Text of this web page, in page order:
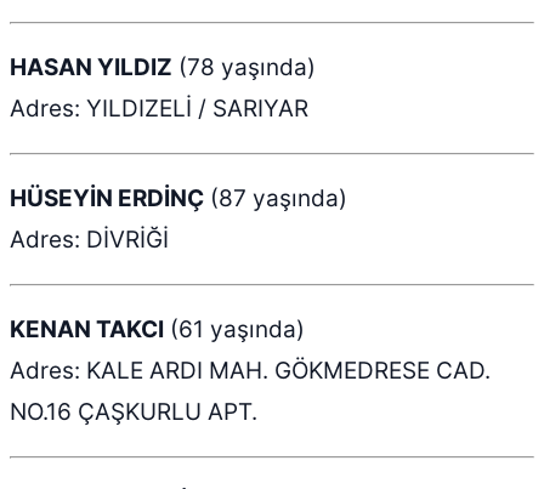
HASAN YILDIZ (78 yaşında)
Adres: YILDIZELİ / SARIYAR
HÜSEYİN ERDİNÇ (87 yaşında)
Adres: DİVRİĞİ
KENAN TAKCI (61 yaşında)
Adres: KALE ARDI MAH. GÖKMEDRESE CAD.
NO.16 ÇAŞKURLU APT.